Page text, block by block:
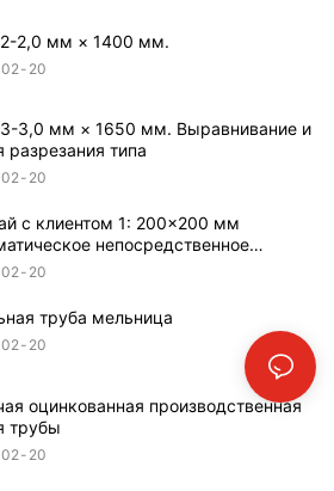
2,0 мм × 1400 мм.
02 20
3,0 мм × 1650 мм. Выравнивание и
разрезания типа
02 20
с клиентом 1: 200x200 мм
непосредственное
трубной мельницы
02 20
труба мельница
02 20
оцинкованная производственная
трубы
02 20